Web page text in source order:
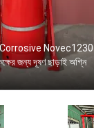
Novec1230
জন্য দূষণ ছাড়াই অগ্নি